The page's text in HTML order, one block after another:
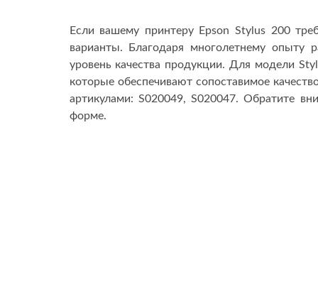
Если вашему принтеру Epson Stylus 200
варианты. Благодаря многолетнему опыту
уровень качества продукции. Для модели
которые обеспечивают сопоставимое
артикулами: S020049, S020047. Обратите
форме.